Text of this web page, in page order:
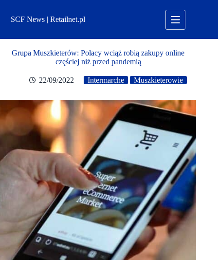
treściSCF News | Retailnet.pl
Grupa Muszkieterów: Polacy wciąż robią zakupy online
częściej niż przed pandemią
22/09/2022 Intermarche Muszkieterowie